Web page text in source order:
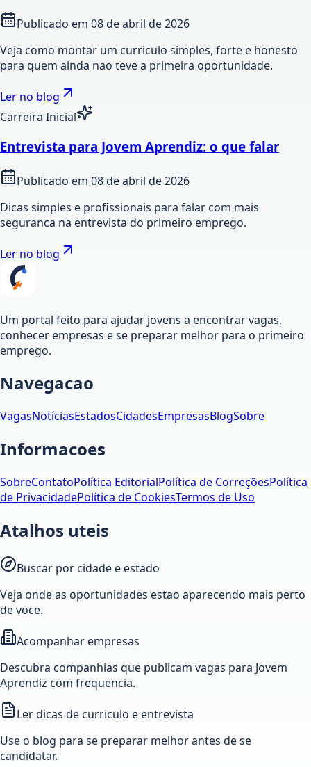
Publicado em 08 de abril de 2026
Veja como montar um curriculo simples, forte e honesto
para quem ainda nao teve a primeira oportunidade.
Ler no blog
Carreira Inicial
Entrevista para Jovem Aprendiz: o que falar
Publicado em 08 de abril de 2026
Dicas simples e profissionais para falar com mais
seguranca na entrevista do primeiro emprego.
Ler no blog
Um portal feito para ajudar jovens a encontrar vagas,
conhecer empresas e se preparar melhor para o primeiro
emprego.
Navegacao
VagasNotíciasEstadosCidadesEmpresasBlogSobre
Informacoes
SobreContatoPolítica EditorialPolítica de CorreçõesPolítica
de PrivacidadePolítica de CookiesTermos de Uso
Atalhos uteis
Buscar por cidade e estado
Veja onde as oportunidades estao aparecendo mais perto
de voce.
Acompanhar empresas
Descubra companhias que publicam vagas para Jovem
Aprendiz com frequencia.
Ler dicas de curriculo e entrevista
Use o blog para se preparar melhor antes de se
candidatar.